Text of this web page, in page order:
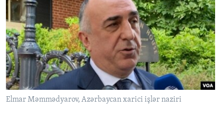
Elmar Məmmədyarov, Azərbaycan xarici işlər naziri